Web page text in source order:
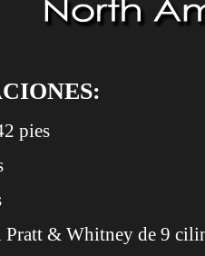
pies
Pratt & Whitney de 9